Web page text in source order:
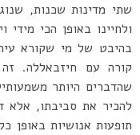
שתי מדינות שכנות,
ולחיינו באופן הכי מידי
בהיבט של מי שקורא
קורה עם חיזבאללה.
שהדברים היותר
להכיר את סביבתו, אלא
תופעות אנושיות באופן